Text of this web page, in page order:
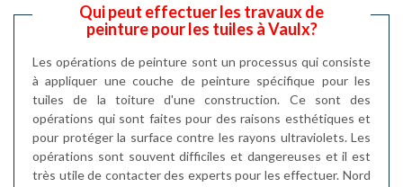
Qui peut effectuer les travaux de
peinture pour les tuiles à Vaulx?
Les opérations de peinture sont un processus qui consiste
à appliquer une couche de peinture spécifique pour les
tuiles de la toiture d'une construction. Ce sont des
opérations qui sont faites pour des raisons esthétiques et
pour protéger la surface contre les rayons ultraviolets. Les
opérations sont souvent difficiles et dangereuses et il est
très utile de contacter des experts pour les effectuer. Nord